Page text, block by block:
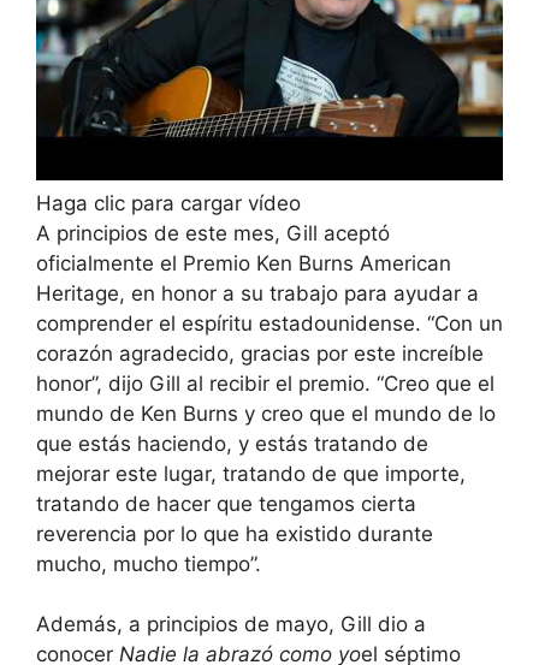
Haga clic para cargar vídeo
A principios de este mes, Gill aceptó
oficialmente el Premio Ken Burns American
Heritage, en honor a su trabajo para ayudar a
comprender el espíritu estadounidense. “Con un
corazón agradecido, gracias por este increíble
honor”, ​​dijo Gill al recibir el premio. “Creo que el
mundo de Ken Burns y creo que el mundo de lo
que estás haciendo, y estás tratando de
mejorar este lugar, tratando de que importe,
tratando de hacer que tengamos cierta
reverencia por lo que ha existido durante
mucho, mucho tiempo”.
Además, a principios de mayo, Gill dio a
conocer Nadie la abrazó como yoel séptimo